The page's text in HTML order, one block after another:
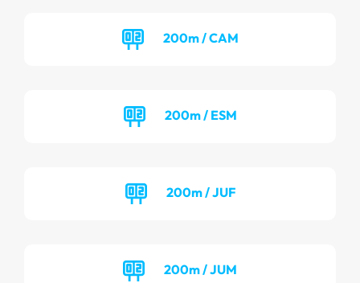
200m / CAM
200m / ESM
200m / JUF
200m / JUM